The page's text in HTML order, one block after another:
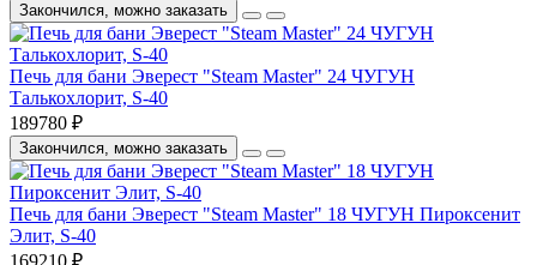
Закончился, можно заказать
Печь для бани Эверест "Steam Master" 24 ЧУГУН
Талькохлорит, S-40
189780 ₽
Закончился, можно заказать
Печь для бани Эверест "Steam Master" 18 ЧУГУН Пироксенит
Элит, S-40
169210 ₽